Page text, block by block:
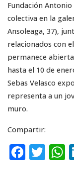
Fundación
colectiva en la
Ansoleaga, 37),
relacionados con
permanece
hasta el 10 de
Sebas Velasco
representa a un
muro.
Compartir:
F T